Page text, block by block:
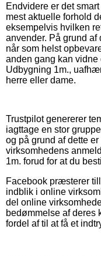
Endvidere er det
mest aktuelle forhold
eksempelvis hvilken
anvender. På grund af
når som helst
anden gang kan
Udbygning 1m.,
herre eller dame.
Trustpilot genererer
iagttage en stor
og på grund af dette
virksomhedens
1m. forud for at du
Facebook præsterer
indblik i online
del online
bedømmelse af deres
fordel af til at få et